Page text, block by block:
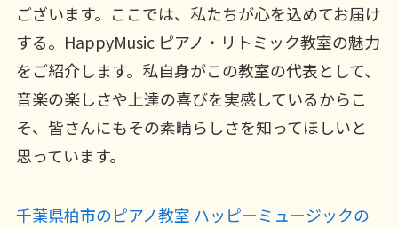
ございます。ここでは、私たちが心を込めてお届け
する。HappyMusic ピアノ・リトミック教室の魅力
をご紹介します。私自身がこの教室の代表として、
音楽の楽しさや上達の喜びを実感しているからこ
そ、皆さんにもその素晴らしさを知ってほしいと
思っています。
千葉県柏市のピアノ教室 ハッピーミュージックの